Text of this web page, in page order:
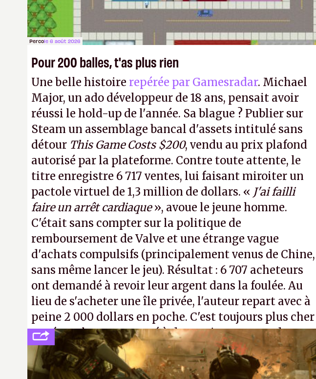
Percole 6 août 2026
Pour 200 balles, t'as plus rien
Une belle histoire repérée par Gamesradar. Michael
Major, un ado développeur de 18 ans, pensait avoir
réussi le hold-up de l'année. Sa blague ? Publier sur
Steam un assemblage bancal d'assets intitulé sans
détour This Game Costs $200, vendu au prix plafond
autorisé par la plateforme. Contre toute attente, le
titre enregistre 6 717 ventes, lui faisant miroiter un
pactole virtuel de 1,3 million de dollars. « J'ai failli
faire un arrêt cardiaque», avoue le jeune homme.
C'était sans compter sur la politique de
remboursement de Valve et une étrange vague
d'achats compulsifs (principalement venus de Chine,
sans même lancer le jeu). Résultat : 6 707 acheteurs
ont demandé à revoir leur argent dans la foulée. Au
lieu de s'acheter une île privée, l'auteur repart avec à
peine 2 000 dollars en poche. C'est toujours plus cher
payé que le temps passé à dev, mais ça apprendra aux
petits malins qu'on ne braque pas Gabe Newell aussi
facilement.P.